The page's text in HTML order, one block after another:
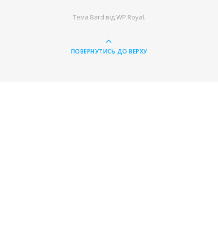
Тема Bard відWP Royal.
ПОВЕРНУТИСЬ ДО ВЕРХУ